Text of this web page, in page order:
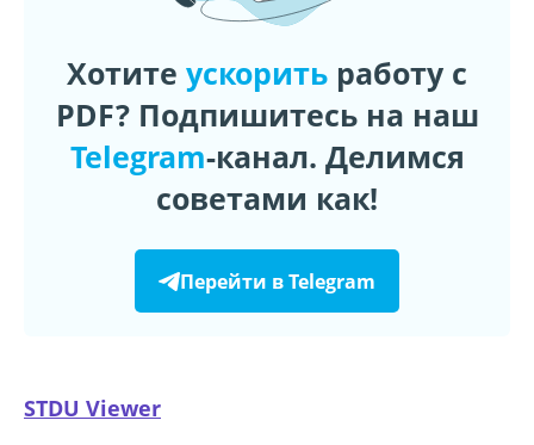
Хотите ускорить работу с
PDF? Подпишитесь на наш
Telegram-канал. Делимся
советами как!
Перейти в Telegram
STDU Viewer